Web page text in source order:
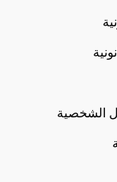
الشخصية